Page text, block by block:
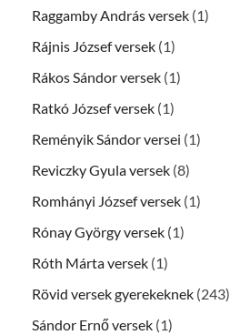
Raggamby András versek (1)
Rájnis József versek (1)
Rákos Sándor versek (1)
Ratkó József versek (1)
Reményik Sándor versei (1)
Reviczky Gyula versek (8)
Romhányi József versek (1)
Rónay György versek (1)
Róth Márta versek (1)
Rövid versek gyerekeknek (243)
Sándor Ernő versek (1)